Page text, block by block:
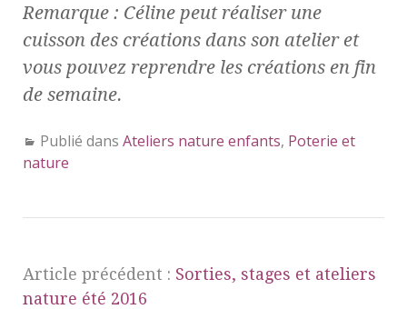
Remarque : Céline peut réaliser une
cuisson des créations dans son atelier et
vous pouvez reprendre les créations en fin
de semaine.
Publié dans Ateliers nature enfants, Poterie et
nature
Article précédent : Sorties, stages et ateliers
nature été 2016